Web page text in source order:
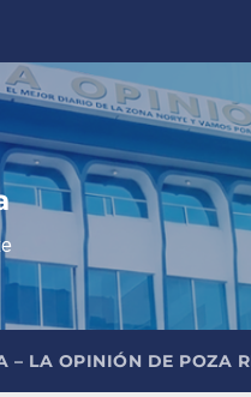
– LA OPINIÓN DE POZA